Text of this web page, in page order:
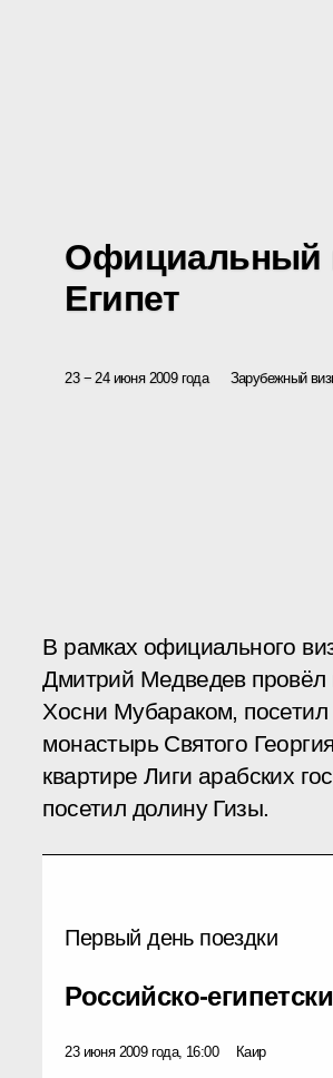
Официальный
Египет
23 − 24 июня 2009 года Зарубежный
В рамках официального
Дмитрий Медведев провёл
Хосни Мубараком,
монастырь Святого
квартире Лиги арабских
посетил долину Гизы.
Первый день поездки
Российско-
23 июня 2009 года, 16:00 Каир